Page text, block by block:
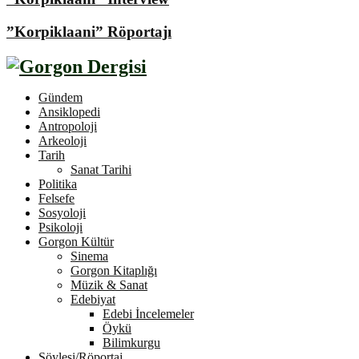
”Korpiklaani” Röportajı
Gündem
Ansiklopedi
Antropoloji
Arkeoloji
Tarih
Sanat Tarihi
Politika
Felsefe
Sosyoloji
Psikoloji
Gorgon Kültür
Sinema
Gorgon Kitaplığı
Müzik & Sanat
Edebiyat
Edebi İncelemeler
Öykü
Bilimkurgu